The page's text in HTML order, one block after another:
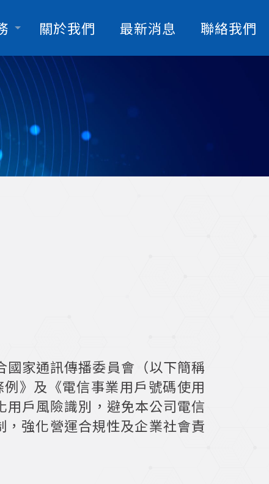
關於我們 最新消息 聯絡我們
家通訊傳播委員會（以下簡稱
》及《電信事業用戶號碼使用
戶風險識別，避免本公司電信
強化營運合規性及企業社會責